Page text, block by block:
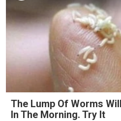
The Lump Of Worms
In The Morning. Try It